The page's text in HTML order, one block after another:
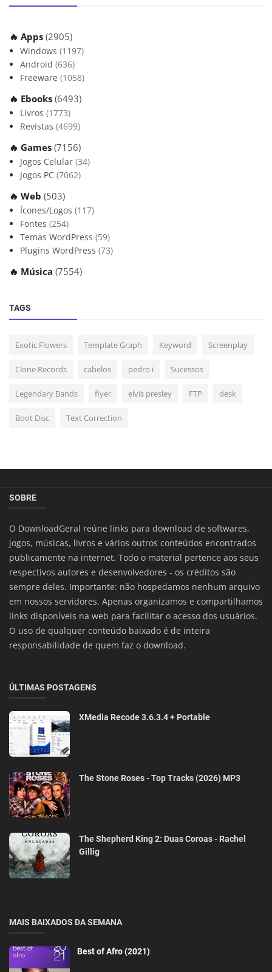
🔥 Apps (2905)
Windows (1197)
Android (636)
Freeware (1058)
🔥 Ebooks (6493)
Livros (1773)
Revistas (4699)
🔥 Games (7156)
Jogos Celular (34)
Jogos PC (7062)
🔥 Web (503)
Ícones/Logos (117)
Fontes (254)
Temas WordPress (59)
Plugins WordPress (73)
🔥 Música (7554)
TAGS
Exotic Flowers Template Graph Keyword Screenplay
Clone Records cabelos pedro i Sucessos
Legendary Bands flyer elvis presley FTP desk
Boot Disc Text Correction
SOBRE
O DownloadGeral reúne links para download de softwares,
jogos, músicas, livros e vários outros conteúdos encontrados
publicamente na internet. Todo o material pertence aos seus
respectivos autores e desenvolvedores - os créditos são
sempre deles. Importante: não hospedamos nenhum arquivo
em nossos servidores. Apenas organizamos e compartilhamos
links disponíveis na web para facilitar o acesso dos usuários.
O uso de qualquer conteúdo baixado é de inteira
responsabilidade de quem faz o download.
ÚLTIMAS POSTAGENS
XMedia Recode 3.6.3.4 + Portable
The Stone Roses - Top Tracks (2026) MP3
The Shepherd King 2: Duas Coroas - Rachel
Gillig
MAIS BAIXADOS DA SEMANA
Best of Afro (2021)